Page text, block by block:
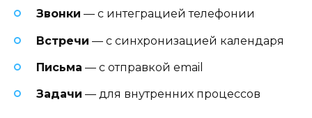
Звонки — с интеграцией телефонии
Встречи — с синхронизацией календаря
Письма — с отправкой email
Задачи — для внутренних процессов